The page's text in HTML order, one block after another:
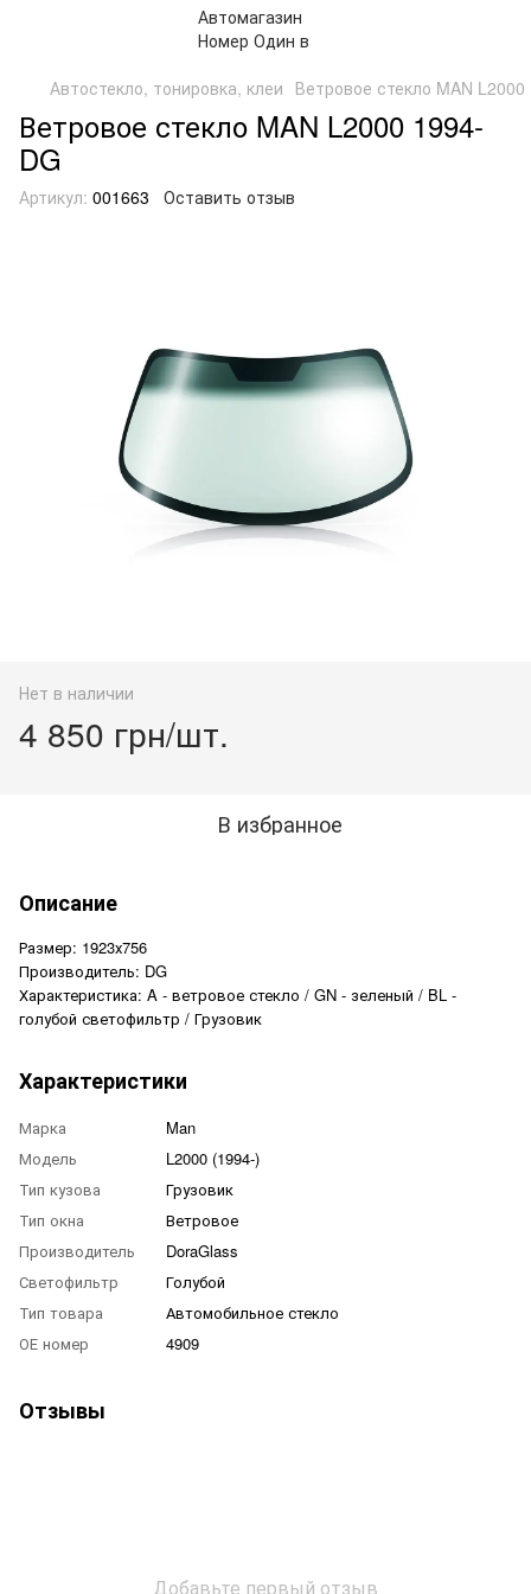
Автостекло, тонировка, клеи Ветровое стекло MAN
Ветровое стекло MAN L2000 1994-
DG
Артикул: 001663 Оставить отзыв
Нет в наличии
4 850 грн/шт.
В избранное
Описание
Размер: 1923х756
Производитель: DG
Характеристика: A - ветровое стекло / GN - зеленый / BL -
голубой светофильтр / Грузовик
Характеристики
Марка
Man
Модель
L2000 (1994-)
Тип кузова
Грузовик
Тип окна
Ветровое
Производитель
DoraGlass
Светофильтр
Голубой
Тип товара
Автомобильное стекло
ОЕ номер
4909
Отзывы
Добавьте первый отзыв